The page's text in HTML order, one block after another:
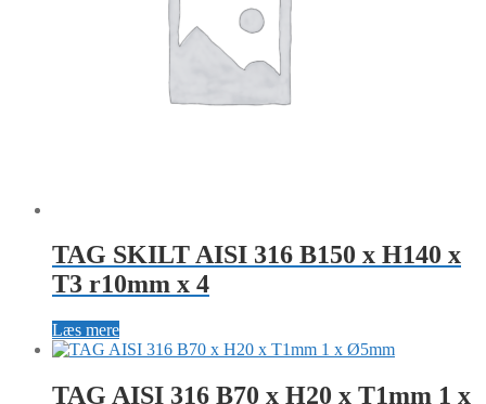
TAG SKILT AISI 316 B150 x H140 x
T3 r10mm x 4
Læs mere
TAG AISI 316 B70 x H20 x T1mm 1 x